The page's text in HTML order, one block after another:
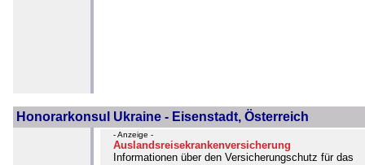
Honorarkonsul Ukraine - Eisenstadt, Österreich
- Anzeige -
Auslandsreisekrankenversicherung
Informationen über den Versicherungschutz für das